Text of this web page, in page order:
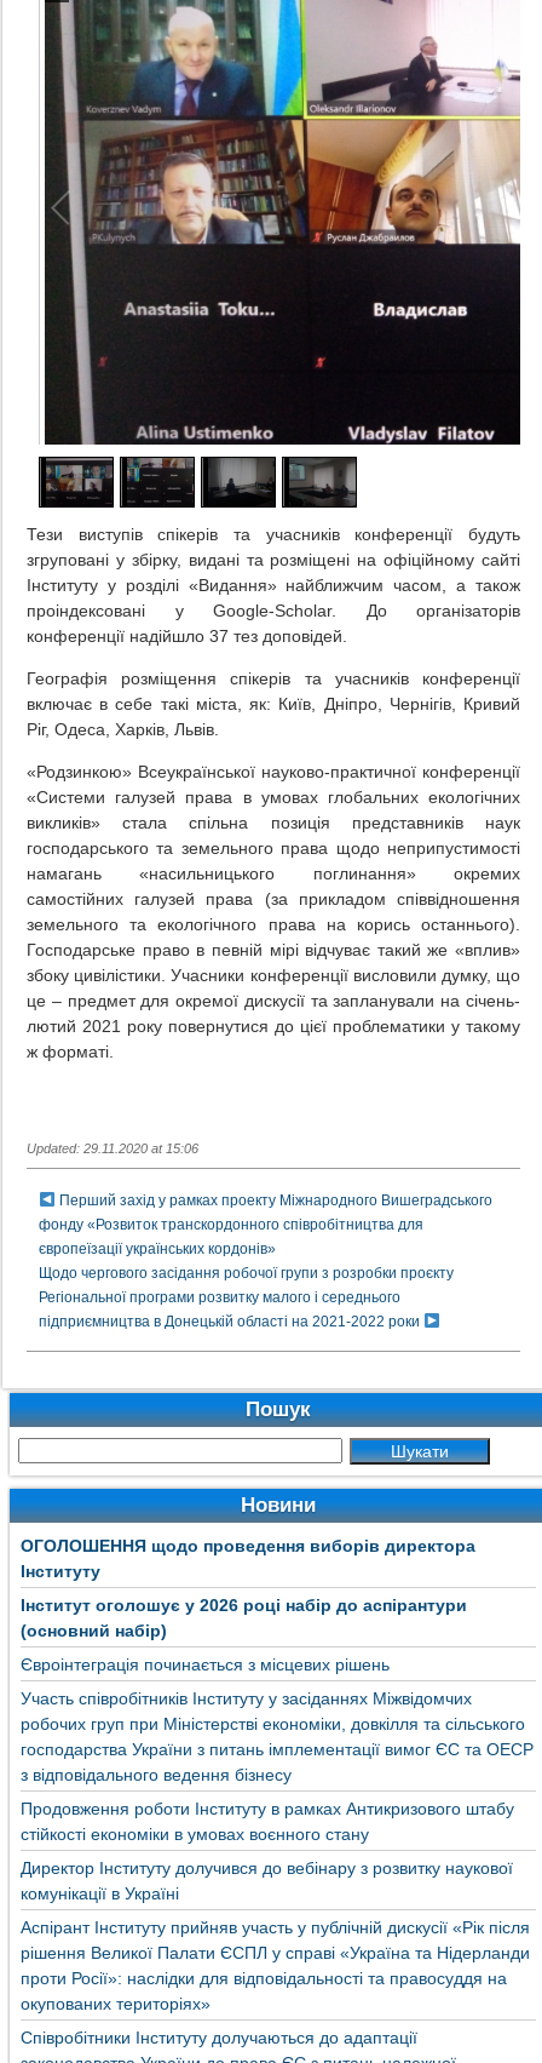
Тези виступів спікерів та учасників конференції будуть
згруповані у збірку, видані та розміщені на офіційному сайті
Інституту у розділі «Видання» найближчим часом, а також
проіндексовані у Google-Scholar. До організаторів
конференції надійшло 37 тез доповідей.
Географія розміщення спікерів та учасників конференції
включає в себе такі міста, як: Київ, Дніпро, Чернігів, Кривий
Ріг, Одеса, Харків, Львів.
«Родзинкою» Всеукраїнської науково-практичної конференції
«Системи галузей права в умовах глобальних екологічних
викликів» стала спільна позиція представників наук
господарського та земельного права щодо неприпустимості
намагань «насильницького поглинання» окремих
самостійних галузей права (за прикладом співвідношення
земельного та екологічного права на корись останнього).
Господарське право в певній мірі відчуває такий же «вплив»
збоку цивілістики. Учасники конференції висловили думку, що
це – предмет для окремої дискусії та запланували на січень-
лютий 2021 року повернутися до цієї проблематики у такому
ж форматі.
Updated: 29.11.2020 at 15:06
Перший захід у рамках проекту Міжнародного Вишеградського
фонду «Розвиток транскордонного співробітництва для
європеїзації українських кордонів»
Щодо чергового засідання робочої групи з розробки проєкту
Регіональної програми розвитку малого і середнього
підприємництва в Донецькій області на 2021-2022 роки
Пошук
Новини
ОГОЛОШЕННЯ щодо проведення виборів директора
Інституту
Інститут оголошує у 2026 році набір до аспірантури
(основний набір)
Євроінтеграція починається з місцевих рішень
Участь співробітників Інституту у засіданнях Міжвідомчих
робочих груп при Міністерстві економіки, довкілля та сільського
господарства України з питань імплементації вимог ЄС та ОЕСР
з відповідального ведення бізнесу
Продовження роботи Інституту в рамках Антикризового штабу
стійкості економіки в умовах воєнного стану
Директор Інституту долучився до вебінару з розвитку наукової
комунікації в Україні
Аспірант Інституту прийняв участь у публічній дискусії «Рік після
рішення Великої Палати ЄСПЛ у справі «Україна та Нідерланди
проти Росії»: наслідки для відповідальності та правосуддя на
окупованих територіях»
Співробітники Інституту долучаються до адаптації